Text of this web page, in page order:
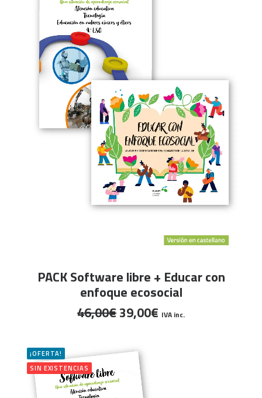
LEER MÁS
PACK Software libre + Educar con
enfoque ecosocial
46,00€El
era:
46,00€.
39,00€ El
IVA inc.
¡OFERTA!
SIN EXISTENCIAS